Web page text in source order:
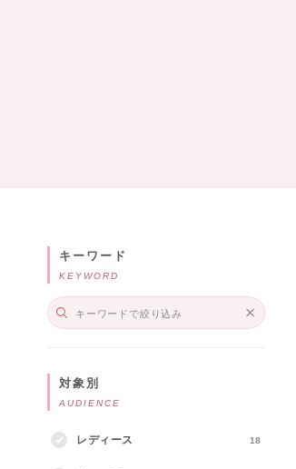
キーワード
KEYWORD
対象別
AUDIENCE
レディース 18